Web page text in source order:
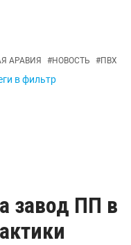
АРАВИЯ #НОВОСТЬ #ПВХ
в фильтр
завод ПП в